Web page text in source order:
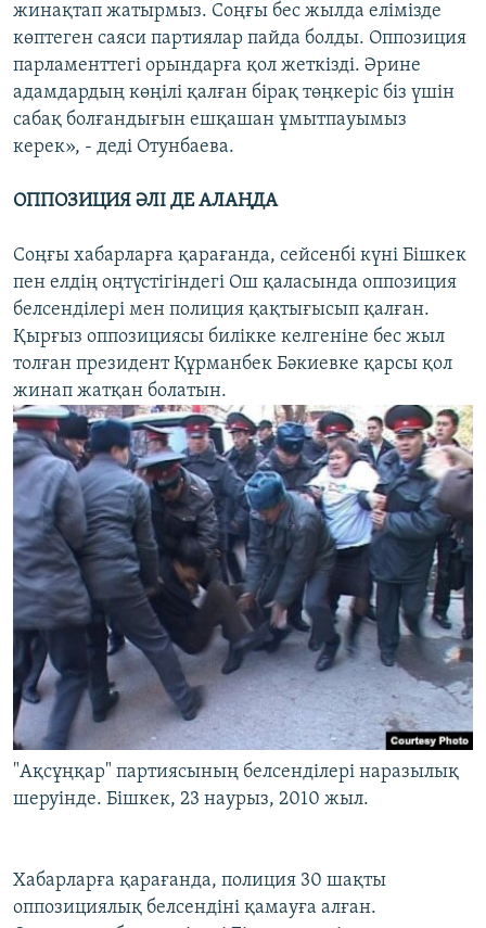
жинақтап жатырмыз. Соңғы бес жылда елімізде
көптеген саяси партиялар пайда болды. Оппозиция
парламенттегі орындарға қол жеткізді. Әрине
адамдардың көңілі қалған бірақ төңкеріс біз үшін
сабақ болғандығын ешқашан ұмытпауымыз
керек», - деді Отунбаева.
ОППОЗИЦИЯ ӘЛІ ДЕ АЛАҢДА
Соңғы хабарларға қарағанда, сейсенбі күні Бішкек
пен елдің оңтүстігіндегі Ош қаласында оппозиция
белсенділері мен полиция қақтығысып қалған.
Қырғыз оппозициясы билікке келгеніне бес жыл
толған президент Құрманбек Бәкиевке қарсы қол
жинап жатқан болатын.
"Ақсұңқар" партиясының белсенділері наразылық
шеруінде. Бішкек, 23 наурыз, 2010 жыл.
Хабарларға қарағанда, полиция 30 шақты
оппозициялық белсендіні қамауға алған.